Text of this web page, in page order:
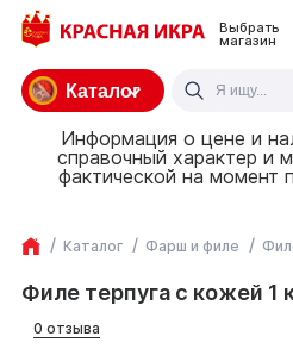
Выбрать
магазин
Каталог
Информация о цене и
справочный характер и
фактической на момент
Каталог Фарш и филе
Филе терпуга с кожей 1
0 отзыва